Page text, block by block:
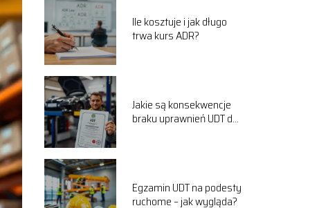
Ile kosztuje i jak długo
trwa kurs ADR?
Jakie są konsekwencje
braku uprawnień UDT do
Egzamin UDT na podesty
ruchome – jak wygląda?